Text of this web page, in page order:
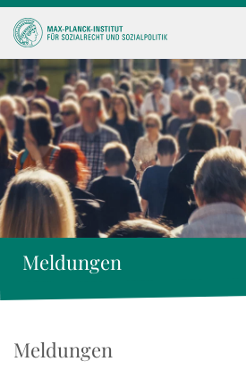
Meldungen
Meldungen